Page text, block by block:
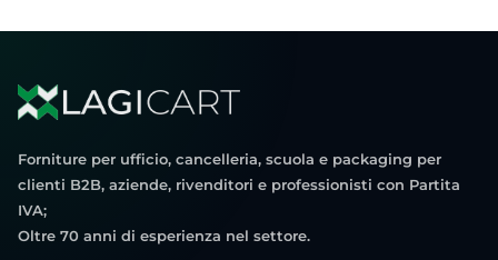
Forniture per ufficio, cancelleria, scuola e packaging per
clienti B2B, aziende, rivenditori e professionisti con Partita
IVA;
Oltre 70 anni di esperienza nel settore.